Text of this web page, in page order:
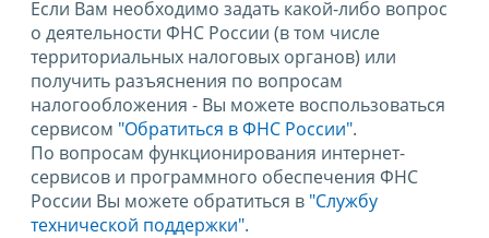
Если Вам необходимо задать какой-либо вопрос
о деятельности ФНС России (в том числе
территориальных налоговых органов) или
получить разъяснения по вопросам
налогообложения - Вы можете воспользоваться
сервисом "Обратиться в ФНС России".
По вопросам функционирования интернет-
сервисов и программного обеспечения ФНС
России Вы можете обратиться в "Службу
технической поддержки".